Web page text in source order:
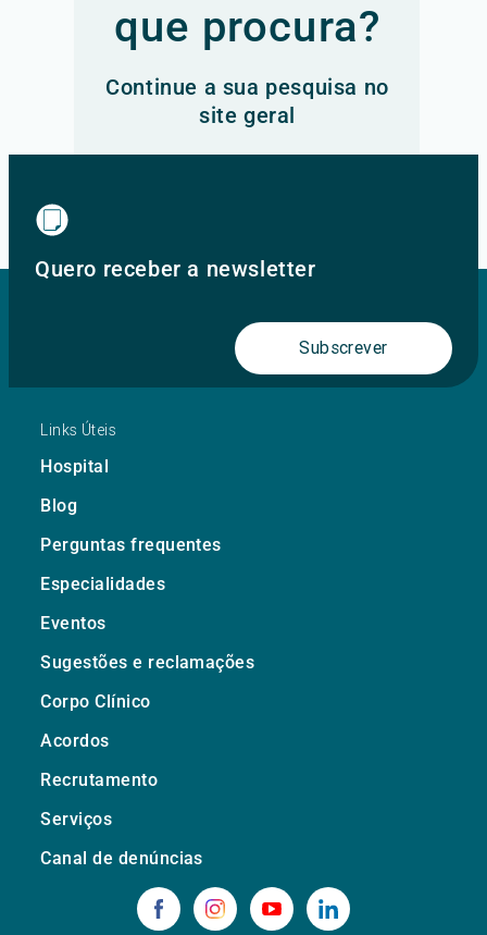
que procura?
Continue a sua pesquisa no
site geral
Quero receber a newsletter
Subscrever
Links Úteis
Hospital
Blog
Perguntas frequentes
Especialidades
Eventos
Sugestões e reclamações
Corpo Clínico
Acordos
Recrutamento
Serviços
Canal de denúncias